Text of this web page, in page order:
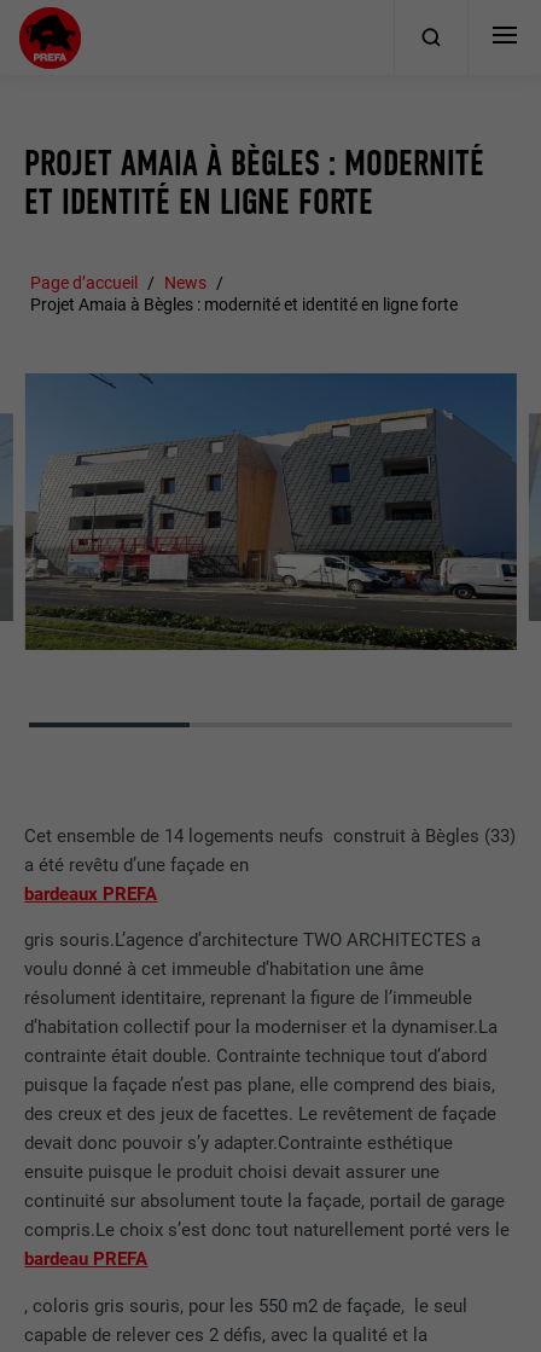
PROJET AMAIA À BÈGLES : MODERNITÉ
ET IDENTITÉ EN LIGNE FORTE
Page d’accueil
News
Projet Amaia à Bègles : modernité et identité en ligne forte
Cet ensemble de 14 logements neufs construit à Bègles (33)
a été revêtu d’une façade en
bardeaux PREFA
gris souris.L’agence d’architecture TWO ARCHITECTES a
voulu donné à cet immeuble d’habitation une âme
résolument identitaire, reprenant la figure de l’immeuble
d’habitation collectif pour la moderniser et la dynamiser.La
contrainte était double. Contrainte technique tout d’abord
puisque la façade n’est pas plane, elle comprend des biais,
des creux et des jeux de facettes. Le revêtement de façade
devait donc pouvoir s’y adapter.Contrainte esthétique
ensuite puisque le produit choisi devait assurer une
continuité sur absolument toute la façade, portail de garage
compris.Le choix s’est donc tout naturellement porté vers le
bardeau PREFA
, coloris gris souris, pour les 550 m2 de façade, le seul
capable de relever ces 2 défis, avec la qualité et la